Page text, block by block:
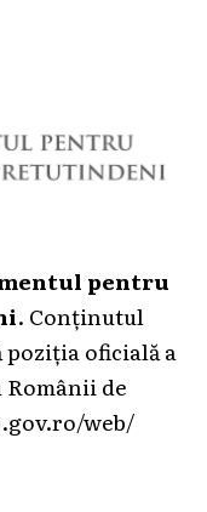
pentru
. Conținutul
oficială a
de
web/